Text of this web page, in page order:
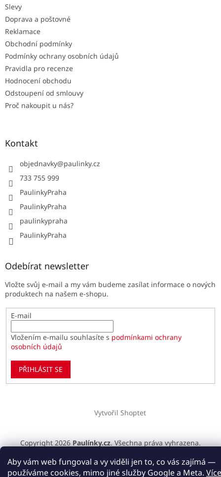
Aby vám web fungoval a vy viděli jen to, co vás zajímá —
používáme cookies, mimo jiné služby Google a Meta. Více
Slevy
Doprava a poštovné
Reklamace
Obchodní podmínky
Podmínky ochrany osobních údajů
Pravidla pro recenze
Hodnocení obchodu
Odstoupení od smlouvy
Proč nakoupit u nás?
Kontakt
objednavky@paulinky.cz
733 755 999
PaulinkyPraha
PaulinkyPraha
paulinkypraha
PaulinkyPraha
Odebírat newsletter
Vložte svůj e-mail a my vám budeme zasílat informace o nových
produktech na našem e-shopu.
E-mail
Vložením e-mailu souhlasíte s podmínkami ochrany
osobních údajů
PŘIHLÁSIT SE
Vytvořil Shoptet
Copyright 2026Paulínky.cz. Všechna práva vyhrazena.